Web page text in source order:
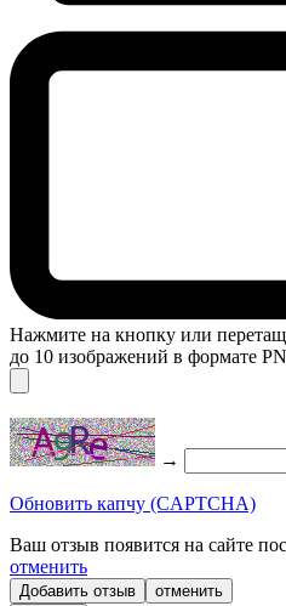
Нажмите на кнопку или
до 10 изображений в формате
→
Обновить капчу (CAPTCHA)
Ваш отзыв появится на сайте
отменить
отменить